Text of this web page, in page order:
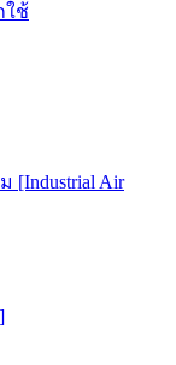
ใช้
Air